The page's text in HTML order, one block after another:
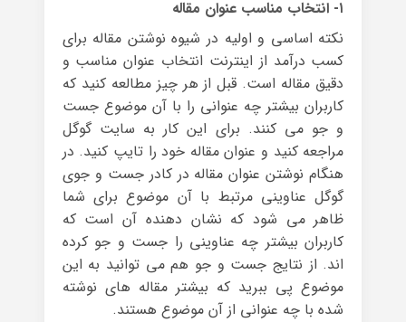
۱- انتخاب مناسب عنوان مقاله
نکته اساسی و اولیه در شیوه نوشتن مقاله برای
کسب درآمد از اینترنت انتخاب عنوان مناسب و
دقیق مقاله است. قبل از هر چیز مطالعه کنید که
کاربران بیشتر چه عنوانی را با آن موضوع جست
و جو می کنند. برای این کار به سایت گوگل
مراجعه کنید و عنوان مقاله خود را تایپ کنید. در
هنگام نوشتن عنوان مقاله در کادر جست و جوی
گوگل عناوینی مرتبط با آن موضوع برای شما
ظاهر می شود که نشان دهنده آن است که
کاربران بیشتر چه عناوینی را جست و جو کرده
اند. از نتایج جست و جو هم می توانید به این
موضوع پی ببرید که بیشتر مقاله های نوشته
شده با چه عنوانی از آن موضوع هستند.